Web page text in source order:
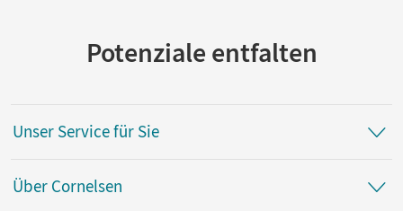
Potenziale entfalten
Unser Service für Sie
Über Cornelsen